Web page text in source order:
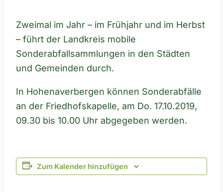
Zweimal im Jahr – im Frühjahr und im Herbst
– führt der Landkreis mobile
Sonderabfallsammlungen in den Städten
und Gemeinden durch.
In Hohenaverbergen können Sonderabfälle
an der Friedhofskapelle, am Do. 17.10.2019,
09.30 bis 10.00 Uhr abgegeben werden.
Zum Kalender hinzufügen